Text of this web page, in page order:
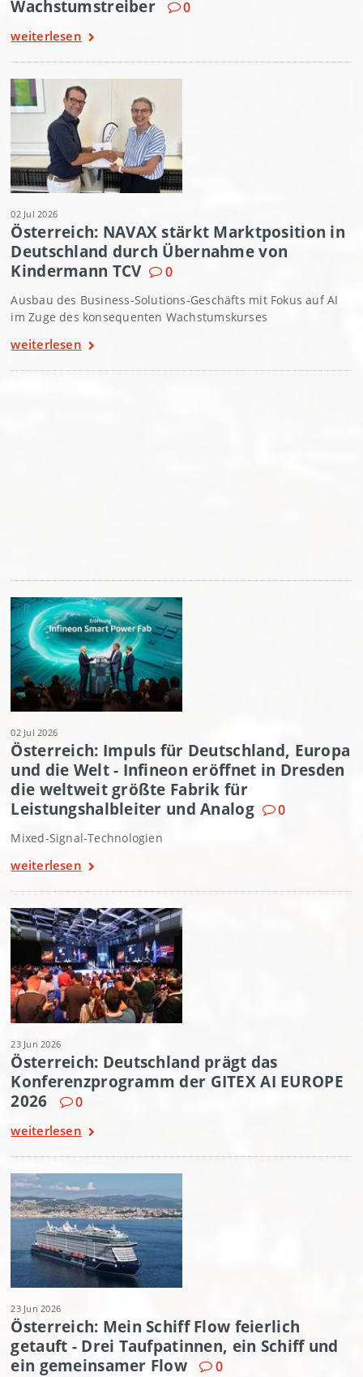
Wachstumstreiber 0
weiterlesen
02 Jul 2026
Österreich: NAVAX stärkt Marktposition in
Deutschland durch Übernahme von
Kindermann TCV
0
Ausbau des Business-Solutions-Geschäfts mit Fokus auf AI
im Zuge des konsequenten Wachstumskurses
weiterlesen
02 Jul 2026
Österreich: Impuls für Deutschland, Europa
und die Welt - Infineon eröffnet in Dresden
die weltweit größte Fabrik für
Leistungshalbleiter und Analog
0
Mixed-Signal-Technologien
weiterlesen
23 Jun 2026
Österreich: Deutschland prägt das
Konferenzprogramm der GITEX AI EUROPE
2026
0
weiterlesen
23 Jun 2026
Österreich: Mein Schiff Flow feierlich
getauft - Drei Taufpatinnen, ein Schiff und
ein gemeinsamer Flow
0